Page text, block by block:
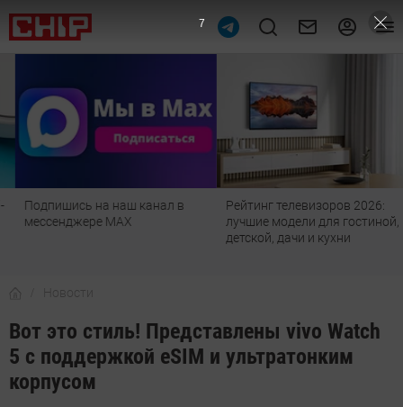
Подпишись на наш канал в
мессенджере МАХ
Рейтинг телевизоров 2026:
лучшие модели для гостиной,
детской, дачи и кухни
Новости
Вот это стиль! Представлены vivo Watch
5 с поддержкой eSIM и ультратонким
корпусом
6